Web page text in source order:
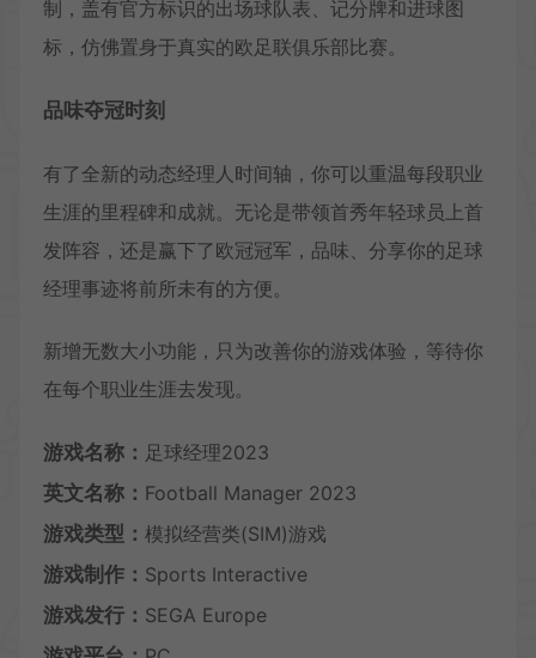
制，盖有官方标识的出场球队表、记分牌和进球图
标，仿佛置身于真实的欧足联俱乐部比赛。
品味夺冠时刻
有了全新的动态经理人时间轴，你可以重温每段职业
生涯的里程碑和成就。无论是带领首秀年轻球员上首
发阵容，还是赢下了欧冠冠军，品味、分享你的足球
经理事迹将前所未有的方便。
新增无数大小功能，只为改善你的游戏体验，等待你
在每个职业生涯去发现。
游戏名称： 足球经理2023
英文名称： Football Manager 2023
游戏类型： 模拟经营类(SIM)游戏
游戏制作： Sports Interactive
游戏发行： SEGA Europe